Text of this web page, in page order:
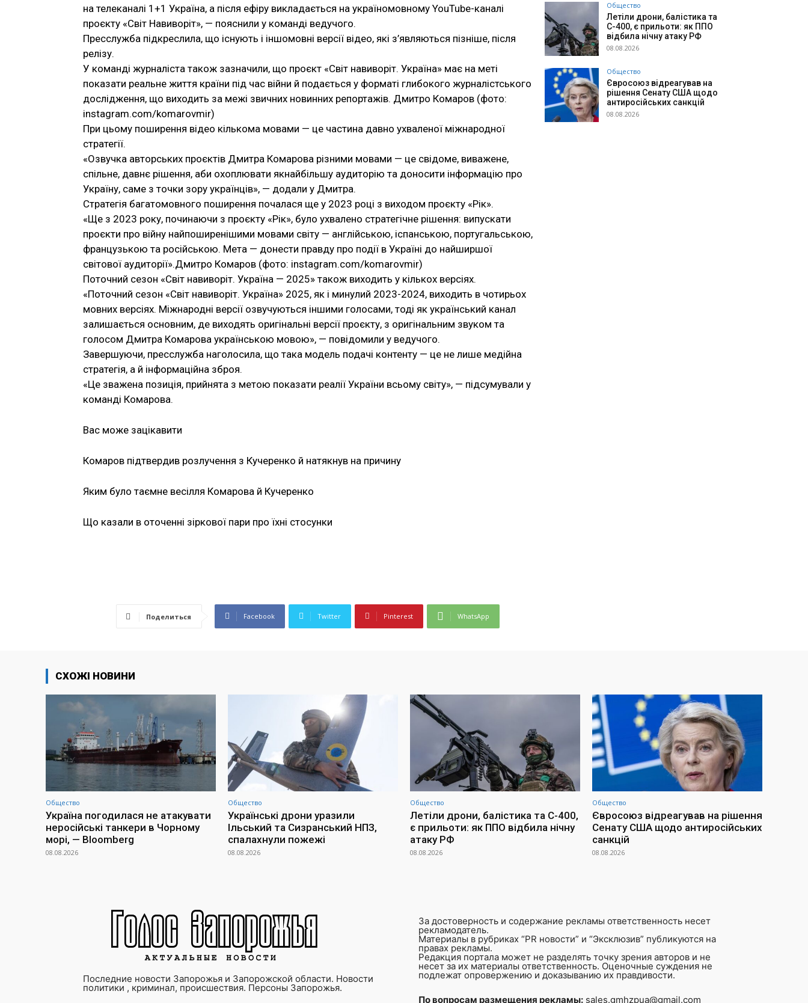
на телеканалі 1+1 Україна, а після ефіру викладається на україномовному YouTube-каналі
проєкту «Світ Навиворіт», — пояснили у команді ведучого.
Пресслужба підкреслила, що існують і іншомовні версії відео, які з’являються пізніше, після
релізу.
У команді журналіста також зазначили, що проєкт «Світ навиворіт. Україна» має на меті
показати реальне життя країни під час війни й подається у форматі глибокого журналістського
дослідження, що виходить за межі звичних новинних репортажів. Дмитро Комаров (фото:
instagram.com/komarovmir)
При цьому поширення відео кількома мовами — це частина давно ухваленої міжнародної
стратегії.
«Озвучка авторських проєктів Дмитра Комарова різними мовами — це свідоме, виважене,
спільне, давнє рішення, аби охоплювати якнайбільшу аудиторію та доносити інформацію про
Україну, саме з точки зору українців», — додали у Дмитра.
Стратегія багатомовного поширення почалася ще у 2023 році з виходом проєкту «Рік».
«Ще з 2023 року, починаючи з проєкту «Рік», було ухвалено стратегічне рішення: випускати
проєкти про війну найпоширенішими мовами світу — англійською, іспанською, португальською,
французькою та російською. Мета — донести правду про події в Україні до найширшої
світової аудиторії».Дмитро Комаров (фото: instagram.com/komarovmir)
Поточний сезон «Світ навиворіт. Україна — 2025» також виходить у кількох версіях.
«Поточний сезон «Світ навиворіт. Україна» 2025, як і минулий 2023-2024, виходить в чотирьох
мовних версіях. Міжнародні версії озвучуються іншими голосами, тоді як український канал
залишається основним, де виходять оригінальні версії проєкту, з оригінальним звуком та
голосом Дмитра Комарова українською мовою», — повідомили у ведучого.
Завершуючи, пресслужба наголосила, що така модель подачі контенту — це не лише медійна
стратегія, а й інформаційна зброя.
«Це зважена позиція, прийнята з метою показати реалії України всьому світу», — підсумували у
команді Комарова.
Вас може зацікавити
Комаров підтвердив розлучення з Кучеренко й натякнув на причину
Яким було таємне весілля Комарова й Кучеренко
Що казали в оточенні зіркової пари про їхні стосунки
Поделиться Facebook Twitter Pinterest WhatsApp
Общество
Летіли дрони, балістика та
С-400, є прильоти: як ППО
відбила нічну атаку РФ
08.08.2026
Общество
Євросоюз відреагував на
рішення Сенату США щодо
антиросійських санкцій
08.08.2026
СХОЖІ НОВИНИ
Общество
Україна погодилася не атакувати
неросійські танкери в Чорному
морі, — Bloomberg
08.08.2026
Общество
Українські дрони уразили
Ільський та Сизранський НПЗ,
спалахнули пожежі
08.08.2026
Общество
Летіли дрони, балістика та С-400,
є прильоти: як ППО відбила нічну
атаку РФ
08.08.2026
Общество
Євросоюз відреагував на рішення
Сенату США щодо антиросійських
санкцій
08.08.2026
Последние новости Запорожья и Запорожской области. Новости
политики , криминал, происшествия. Персоны Запорожья.
За достоверность и содержание рекламы ответственность несет
рекламодатель.
Материалы в рубриках “PR новости” и “Эксклюзив” публикуются на
правах рекламы.
Редакция портала может не разделять точку зрения авторов и не
несет за их материалы ответственность. Оценочные суждения не
подлежат опровержению и доказыванию их правдивости.
По вопросам размещения рекламы: sales.gmhzpua@gmail.com